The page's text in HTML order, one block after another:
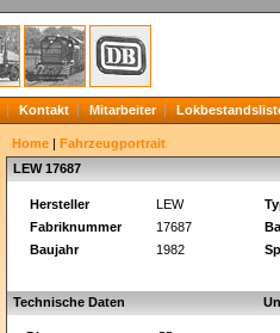
Kontakt Mitarbeiter
Home | Fahrzeugportrait
LEW 17687
Hersteller LEW
Fabriknummer
17687
Baujahr
1982
Technische Daten